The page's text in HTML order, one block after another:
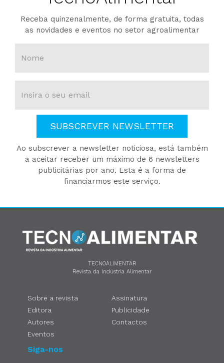
Receba quinzenalmente, de forma gratuita, todas
as novidades e eventos no setor agroalimentar
SUBSCREVER NEWSLETTER
Ao subscrever a newsletter noticiosa, está também
a aceitar receber um máximo de 6 newsletters
publicitárias por ano. Esta é a forma de
financiarmos este serviço.
TECNOALIMENTAR
Revista da Indústria Alimentar
Sobre a revista
Editora
Autores
Eventos
Assinatura
Publicidade
Contactos
Siga-nos